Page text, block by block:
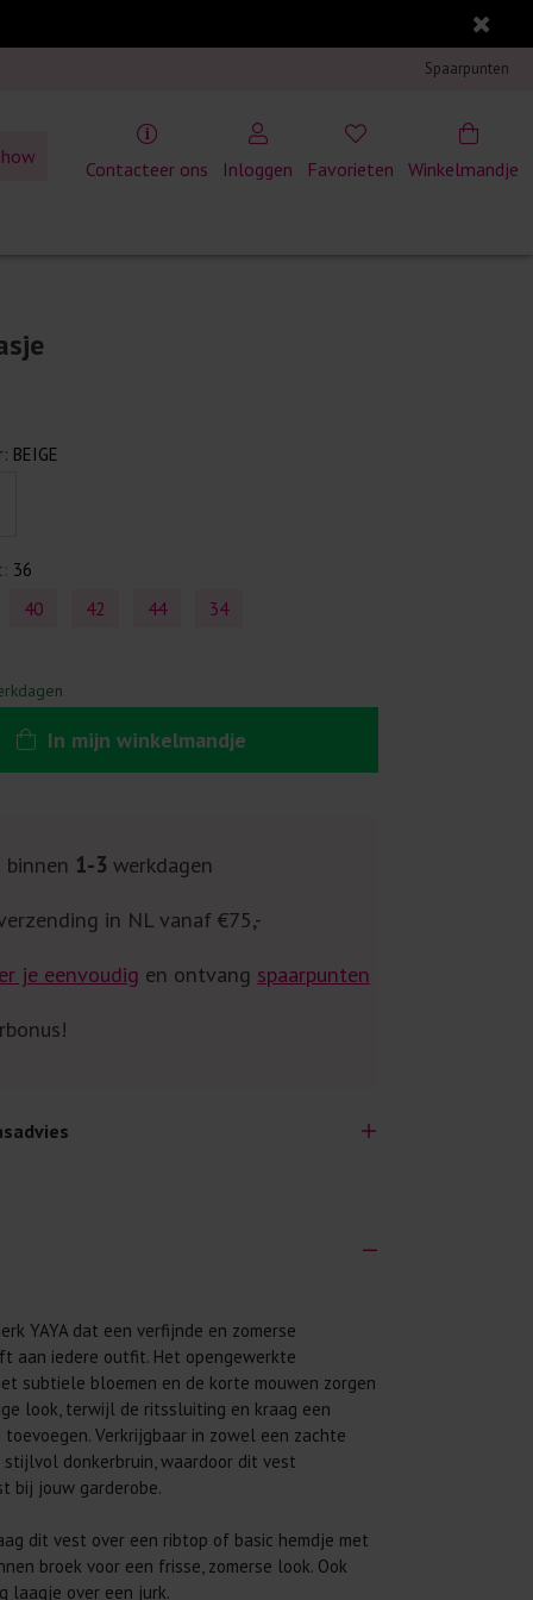
Spaarpunten
Winkelmandje
Contacteer ons Inloggen Favorieten
BEIGE
36
40 42 44
34
In mijn winkelmandje
binnen 1-3werkdagen
in NL vanaf €75,-
je eenvoudig en ontvang spaarpunten
wij een aantal algemene was-tips:
even het was-etiket.
binnenste buiten. Dat beschermt de
met wasmiddel. Per kledingstuk is een drupje
mogelijk. Op 20 of 30 graden wassen is vaak
YAYA dat een verfijnde en zomerse
aan iedere outfit. Het opengewerkte
subtiele bloemen en de korte mouwen zorgen
look, terwijl de ritssluiting en kraag een
toevoegen. Verkrijgbaar in zowel een zachte
donkerbruin, waardoor dit vest
bij jouw garderobe.
dit vest over een ribtop of basic hemdje met
broek voor een frisse, zomerse look. Ook
laagje over een jurk.